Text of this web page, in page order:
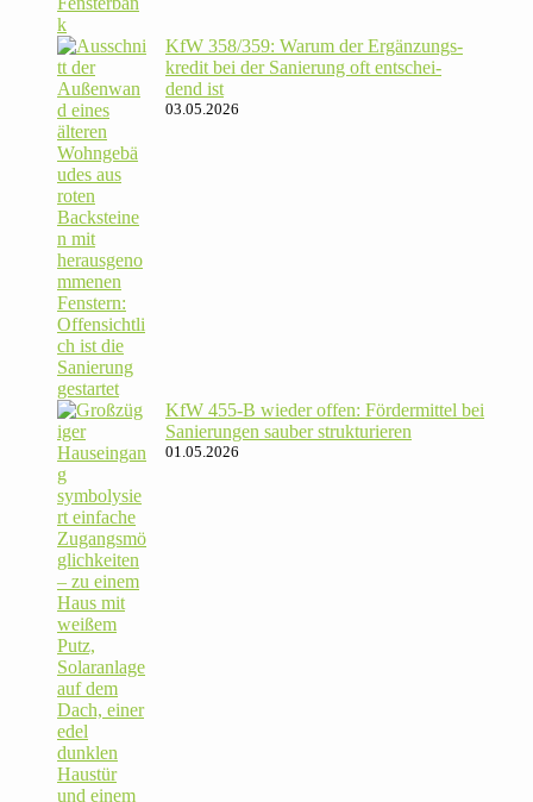
KfW 358/​359: Warum der Ergän­zungs­
kredit bei der Sanie­rung oft ent­schei­
dend ist
03.05.2026
KfW 455‑B wieder offen: För­der­mittel bei
Sanie­rungen sauber strukturieren
01.05.2026